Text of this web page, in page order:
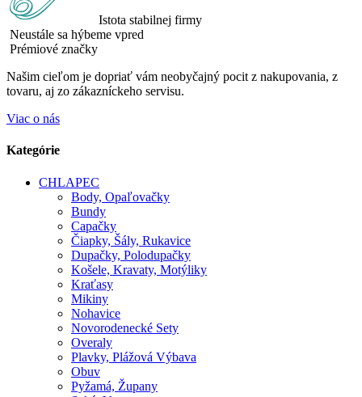
Istota stabilnej firmy
Neustále sa hýbeme vpred
Prémiové značky
Našim cieľom je dopriať vám neobyčajný pocit z nakupovania, z
tovaru, aj zo zákazníckeho servisu.
Viac o nás
Kategórie
CHLAPEC
Body, Opaľovačky
Bundy
Capačky
Čiapky, Šály, Rukavice
Dupačky, Polodupačky
Košele, Kravaty, Motýliky
Kraťasy
Mikiny
Nohavice
Novorodenecké Sety
Overaly
Plavky, Plážová Výbava
Obuv
Pyžamá, Župany